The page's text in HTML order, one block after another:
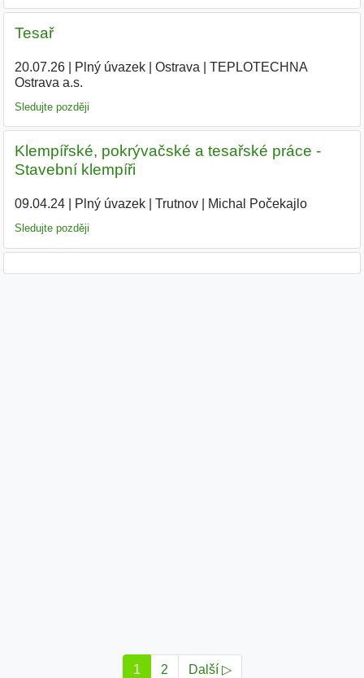
Tesař
20.07.26| Plný úvazek| Ostrava
TEPLOTECHNA
Ostrava a.s.
Sledujte později
Klempířské, pokrývačské a tesařské práce -
Stavební klempíři
09.04.24| Plný úvazek| Trutnov| Michal Počekajlo|
Sledujte později
1 2 Další ▷